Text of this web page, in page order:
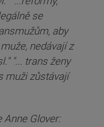
se
aby
nedávají z
"... trans ženy
muži zůstávají
Anne Glover: